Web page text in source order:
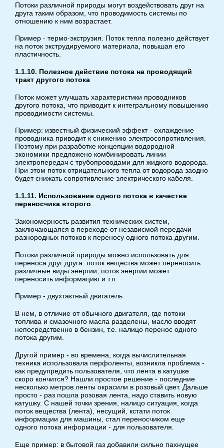
Потоки различной природы могут воздействовать друг на
друга таким образом, что проводимость системы по
отношению к ним возрастает.
Пример - термо-экструзия. Поток тепла полезно действует
на поток экструдируемого материала, повышая его
пластичность.
1.1.10. Полезное действие потока на проводящий
тракт другого потока
Поток может улучшать характеристики проводников
другого потока, что приводит к интегральному повышению
проводимости системы.
Пример: известный физический эффект - охлаждение
проводника приводит к снижению электросопротивления.
Поэтому при разработке концепции водородной
экономики предложено комбинировать линии
электропередач с трубопроводами для жидкого водорода.
При этом поток отрицательного тепла от водорода заодно
будет снижать сопротивление электрического кабеля.
1.1.11. Использование одного потока в качестве
переносчика второго
Закономерность развития технических систем,
заключающаяся в переходе от независмой передачи
разнородных потоков к переносу одного потока другим.
Потоки различной природы можно использовать для
переноса друг друга: поток вещества может переносить
различные виды энергии, поток энергии может
переносить информацию и т.п.
Пример - двухтактный двигатель.
В нем, в отличие от обычного двигателя, где потоки
топлива и смазочного масла разделены, масло вводят
непосредственно в бензин, т.е. налицо перенос одного
потока другим.
Другой пример - во времена, когда вычислительная
техника использовала перфоленты, возникла проблема -
как предупредить пользователя, что лента в катушке
скоро кончится? Нашли простое решение - последние
несколько метров ленты окрасили в розовый цвет. Дальше
просто - раз пошла розовая лента, надо ставить новую
катушку. С нашей точки зрения, налицо ситуация, когда
поток вещества (лента), несущий, кстати поток
информации для машины, стал переносчиком еще
одного потока информации - для пользователя.
Еще пример: в бытовой газ добавили сильно пахнущее